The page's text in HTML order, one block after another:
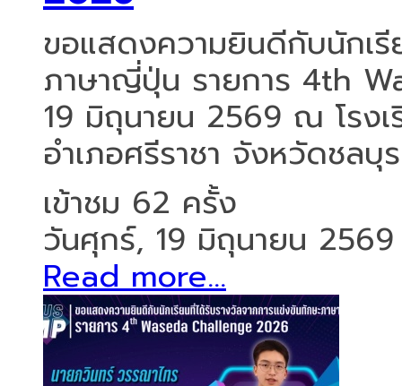
ขอแสดงความยินดีกับนักเรี
ภาษาญี่ปุ่น รายการ 4th
19 มิถุนายน 2569 ณ โรง
อำเภอศรีราชา จังหวัดชลบุ
เข้าชม 62 ครั้ง
วันศุกร์, 19 มิถุนายน 2569
Read more...